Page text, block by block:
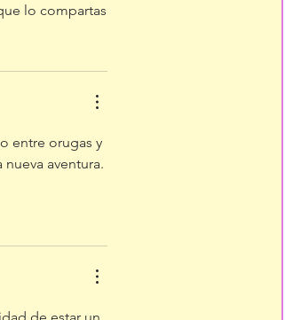
lo compartas
entre orugas y
aventura.